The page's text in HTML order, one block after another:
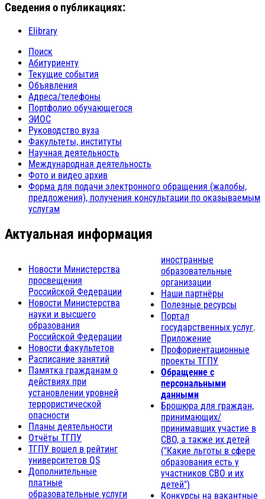
Сведения о публикациях:
Elibrary
Поиск
Абитуриенту
Текущие события
Объявления
Адреса/телефоны
Портфолио обучающегося
ЭИОС
Руководство вуза
Факультеты, институты
Научная деятельность
Международная деятельность
Фото и видео архив
Форма для подачи электронного обращения (жалобы,
предложения), получения консультации по оказываемым
услугам
Актуальная информация
Новости Министерства
просвещения
Российской Федерации
Новости Министерства
науки и высшего
образования
Российской Федерации
Новости факультетов
Расписание занятий
Памятка гражданам о
действиях при
установлении уровней
террористической
опасности
Планы деятельности
Отчёты ТГПУ
ТГПУ вошел в рейтинг
университетов QS
Дополнительные
платные
образовательные услуги
иностранные
образовательные
организации
Наши партнёры
Полезные ресурсы
Портал
государственных услуг.
Приложение
Профориентационные
проекты ТГПУ
Обращение с
персональными
данными
Брошюра для граждан,
принимающих/
принимавших участие в
СВО, а также их детей
("Какие льготы в сфере
образования есть у
участников СВО и их
детей")
Конкурсы на вакантные